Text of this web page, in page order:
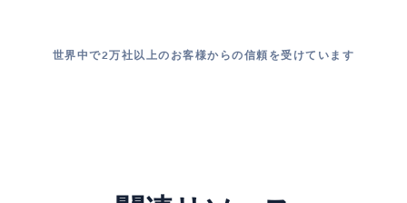
世界中で2万社以上のお客様からの信頼を受けています